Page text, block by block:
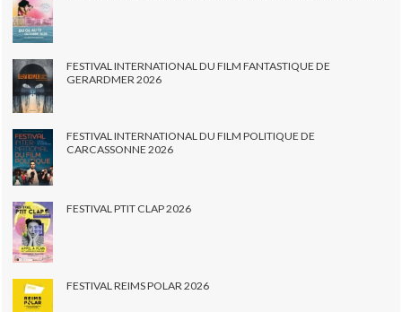
FESTIVAL INTERNATIONAL DU FILM FANTASTIQUE DE
GERARDMER 2026
FESTIVAL INTERNATIONAL DU FILM POLITIQUE DE
CARCASSONNE 2026
FESTIVAL PTIT CLAP 2026
FESTIVAL REIMS POLAR 2026